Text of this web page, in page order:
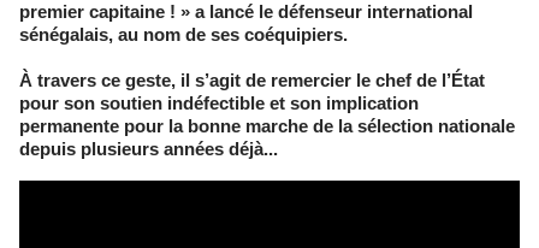
premier capitaine ! » a lancé le défenseur international
sénégalais, au nom de ses coéquipiers.
À travers ce geste, il s’agit de remercier le chef de l’État
pour son soutien indéfectible et son implication
permanente pour la bonne marche de la sélection nationale
depuis plusieurs années déjà...